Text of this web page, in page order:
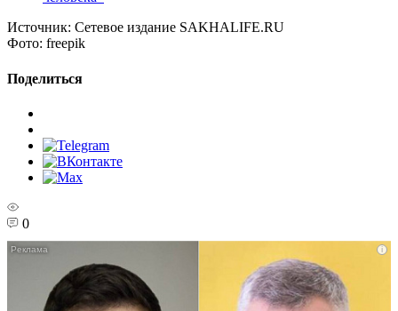
Источник: Сетевое издание SAKHALIFE.RU
Фото: freepik
Поделиться
0
i